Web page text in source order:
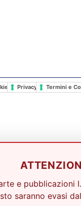
PolicyPrivacy PolicyTermini e
e pubblicazioni
saranno evasi